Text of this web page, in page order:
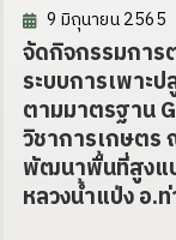
9 มิถุนายน 2565
จัดกิจกรรมการ
ระบบการเพาะ
ตามมาตรฐาน
วิชาการเกษตร
พัฒนาพื้นที่สูงแ
หลวงน้ำแป่ง อ.